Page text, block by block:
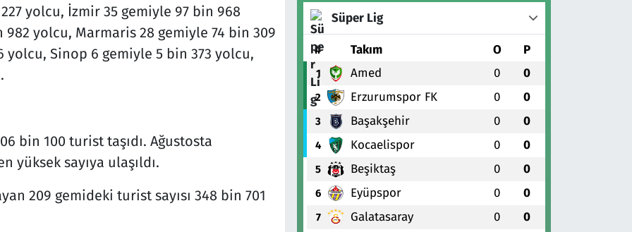
yolcu, İzmir 35 gemiyle 97 bin 968
982 yolcu, Marmaris 28 gemiyle 74 bin 309
yolcu, Sinop 6 gemiyle 5 bin 373 yolcu,
bin 100 turist taşıdı. Ağustosta
yüksek sayıya ulaşıldı.
209 gemideki turist sayısı 348 bin 701
Süper Lig
# Takım O P
1 Amed 0 0
2 Erzurumspor FK 0 0
3 Başakşehir 0 0
4 Kocaelispor 0 0
5 Beşiktaş 0 0
6 Eyüpspor 0 0
7 Galatasaray 0 0